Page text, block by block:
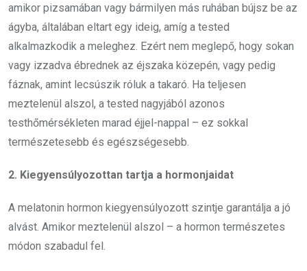
amikor pizsamában vagy bármilyen más ruhában bújsz be az
ágyba, általában eltart egy ideig, amíg a tested
alkalmazkodik a meleghez. Ezért nem meglepő, hogy sokan
vagy izzadva ébrednek az éjszaka közepén, vagy pedig
fáznak, amint lecsúszik róluk a takaró. Ha teljesen
meztelenül alszol, a tested nagyjából azonos
testhőmérsékleten marad éjjel-nappal – ez sokkal
természetesebb és egészségesebb.
2. Kiegyensúlyozottan tartja a hormonjaidat
A melatonin hormon kiegyensúlyozott szintje garantálja a jó
alvást. Amikor meztelenül alszol – a hormon természetes
módon szabadul fel.